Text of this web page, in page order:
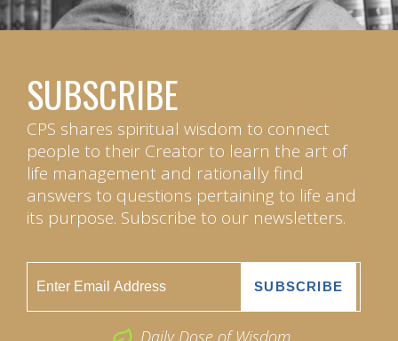
SUBSCRIBE
CPS shares spiritual wisdom to connect
people to their Creator to learn the art of
life management and rationally find
answers to questions pertaining to life and
its purpose. Subscribe to our newsletters.
Daily Dose of Wisdom